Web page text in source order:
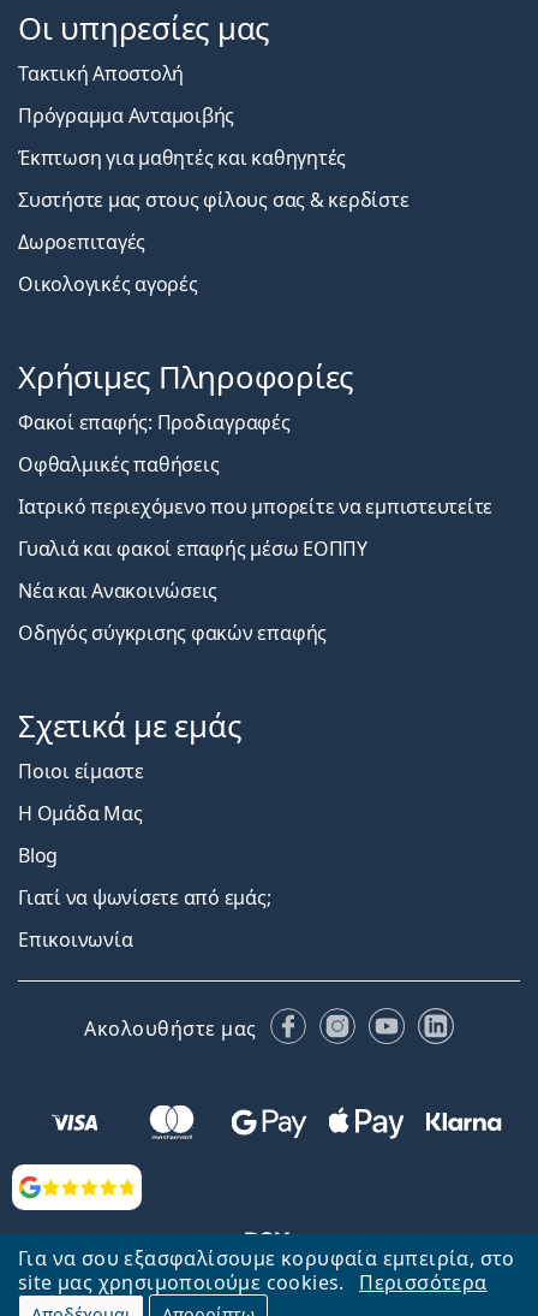
Για να σου εξασφαλίσουμε κορυφαία εμπειρία, στο
site μας χρησιμοποιούμε cookies.
Περισσότερα
Αξιολογήσεις
Οι υπηρεσίες μας
Τακτική Αποστολή
Πρόγραμμα Ανταμοιβής
Έκπτωση για μαθητές και καθηγητές
Συστήστε μας στους φίλους σας & κερδίστε
Δωροεπιταγές
Οικολογικές αγορές
Χρήσιμες Πληροφορίες
Φακοί επαφής: Προδιαγραφές
Οφθαλμικές παθήσεις
Ιατρικό περιεχόμενο που μπορείτε να εμπιστευτείτε
Γυαλιά και φακοί επαφής μέσω ΕΟΠΠΥ
Νέα και Ανακοινώσεις
Οδηγός σύγκρισης φακών επαφής
Σχετικά με εμάς
Ποιοι είμαστε
Η Ομάδα Μας
Blog
Γιατί να ψωνίσετε από εμάς;
Επικοινωνία
Ακολουθήστε μας FacebookInstagram
YouTubeLinkedIn